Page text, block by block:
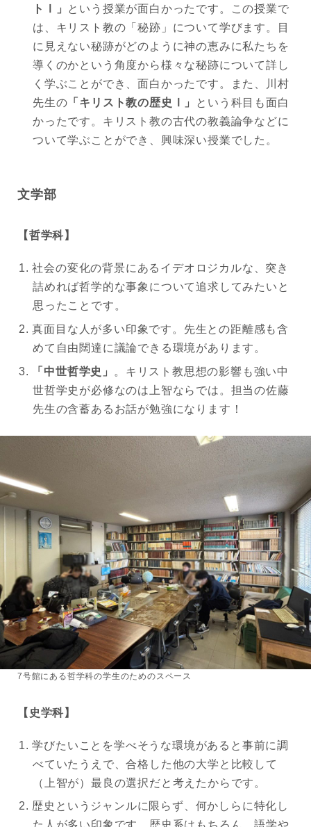
トⅠ」 という授業が面白かったです。この授業で
は、キリスト教の「秘跡」について学びます。目
に見えない秘跡がどのように神の恵みに私たちを
導くのかという角度から様々な秘跡について詳し
く学ぶことができ、面白かったです。また、川村
先生の 「キリスト教の歴史Ⅰ」
という科目も面白
かったです。キリスト教の古代の教義論争などに
ついて学ぶことができ、興味深い授業でした。
文学部
【哲学科】
社会の変化の背景にあるイデオロジカルな、突き
詰めれば哲学的な事象について追求してみたいと
思ったことです。
真面目な人が多い印象です。先生との距離感も含
めて自由闊達に議論できる環境があります。
「中世哲学史」
。キリスト教思想の影響も強い中
世哲学史が必修なのは上智ならでは。担当の佐藤
先生の含蓄あるお話が勉強になります！
7号館にある哲学科の学生のためのスペース
【史学科】
学びたいことを学べそうな環境があると事前に調
べていたうえで、合格した他の大学と比較して
（上智が）最良の選択だと考えたからです。
歴史というジャンルに限らず、何かしらに特化し